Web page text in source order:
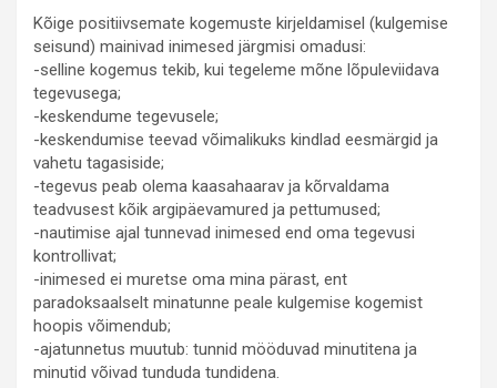
Kõige positiivsemate kogemuste kirjeldamisel (kulgemise
seisund) mainivad inimesed järgmisi omadusi:
-selline kogemus tekib, kui tegeleme mõne lõpuleviidava
tegevusega;
-keskendume tegevusele;
-keskendumise teevad võimalikuks kindlad eesmärgid ja
vahetu tagasiside;
-tegevus peab olema kaasahaarav ja kõrvaldama
teadvusest kõik argipäevamured ja pettumused;
-nautimise ajal tunnevad inimesed end oma tegevusi
kontrollivat;
-inimesed ei muretse oma mina pärast, ent
paradoksaalselt minatunne peale kulgemise kogemist
hoopis võimendub;
-ajatunnetus muutub: tunnid mööduvad minutitena ja
minutid võivad tunduda tundidena.